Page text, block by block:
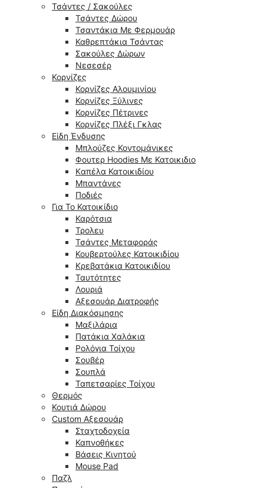
Τσάντες / Σακούλες
Τσάντες Δώρου
Τσαντάκια Με Φερμουάρ
Καθρεπτάκια Τσάντας
Σακούλες Δώρων
Νεσεσέρ
Κορνίζες
Κορνίζες Αλουμινίου
Κορνίζες Ξύλινες
Κορνίζες Πέτρινες
Κορνίζες Πλέξι Γκλας
Είδη Ένδυσης
Μπλούζες Κοντομάνικες
Φουτερ Hoodies Με Κατοικιδιο
Kαπέλα Κατοικιδίου
Μπαντάνες
Ποδιές
Για Το Κατοικίδιο
Καρότσια
Τρολευ
Τσάντες Μεταφοράς
Κουβερτούλες Κατοικιδίου
Κρεβατάκια Κατοικιδίου
Ταυτότητες
Λουριά
Αξεσουάρ Διατροφής
Είδη Διακόσμησης
Μαξιλάρια
Πατάκια Χαλάκια
Ρολόγια Τοίχου
Σουβέρ
Σουπλά
Ταπετσαρίες Τοίχου
Θερμός
Κουτιά Δώρου
Custom Αξεσουάρ
Σταχτοδοχεία
Καπνοθήκες
Βάσεις Κινητού
Mouse Pad
Παζλ